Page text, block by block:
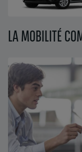
LA MOBILITÉ